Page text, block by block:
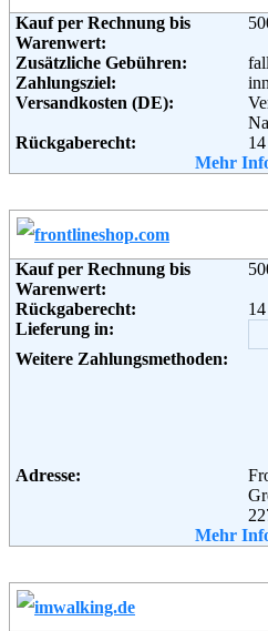
Weiterführende
Informationen:
Adresse:
Fax:
Weiterführende
Informationen:
Kauf per Rechnung bis
Warenwert:
Zusätzliche Gebühren:
Zahlungsziel:
Versandkosten (DE):
Rückgaberecht:
Ja
Weitere Zahlungsmethoden:
Adresse:
Informationen:
Mehr
Kauf per Rechnung bis
Warenwert:
Rückgaberecht:
Lieferung in:
Weitere Zahlungsmethoden:
Adresse:
Soziale Kanäle:
Mehr